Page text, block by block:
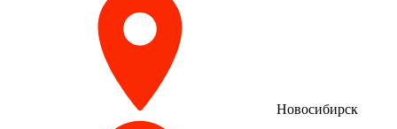
Новосибирск